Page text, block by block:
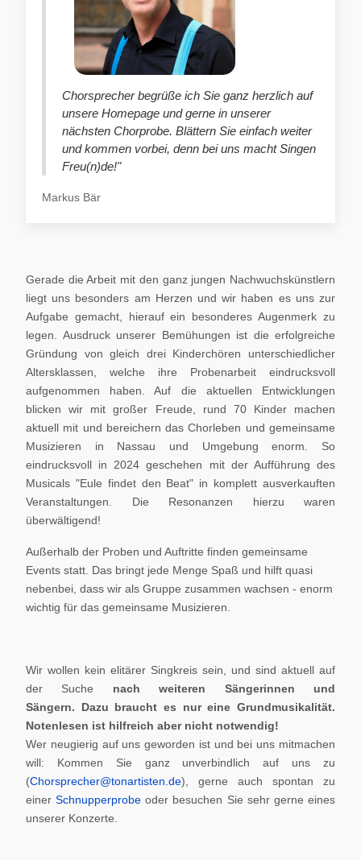
Chorsprecher begrüße ich Sie ganz herzlich auf
unsere Homepage und gerne in unserer
nächsten Chorprobe. Blättern Sie einfach weiter
und kommen vorbei, denn bei uns macht Singen
Freu(n)de!"
Markus Bär
Gerade die Arbeit mit den ganz jungen Nachwuchskünstlern
liegt uns besonders am Herzen und wir haben es uns zur
Aufgabe gemacht, hierauf ein besonderes Augenmerk zu
legen. Ausdruck unserer Bemühungen ist die erfolgreiche
Gründung von gleich drei Kinderchören unterschiedlicher
Altersklassen, welche ihre Probenarbeit eindrucksvoll
aufgenommen haben. Auf die aktuellen Entwicklungen
blicken wir mit großer Freude, rund 70 Kinder machen
aktuell mit und bereichern das Chorleben und gemeinsame
Musizieren in Nassau und Umgebung enorm. So
eindrucksvoll in 2024 geschehen mit der Aufführung des
Musicals "Eule findet den Beat" in komplett ausverkauften
Veranstaltungen. Die Resonanzen hierzu waren
überwältigend!
Außerhalb der Proben und Auftritte finden gemeinsame
Events statt. Das bringt jede Menge Spaß und hilft quasi
nebenbei, dass wir als Gruppe zusammen wachsen - enorm
wichtig für das gemeinsame Musizieren.
Wir wollen kein elitärer Singkreis sein, und sind aktuell auf
der Suche nach weiteren Sängerinnen und
Sängern. Dazu braucht es nur eine Grundmusikalität.
Notenlesen ist hilfreich aber nicht notwendig!
Wer neugierig auf uns geworden ist und bei uns mitmachen
will: Kommen Sie ganz unverbindlich auf uns zu
(Chorsprecher@tonartisten.de), gerne auch spontan zu
einerSchnupperprobe oder besuchen Sie sehr gerne eines
unserer Konzerte.